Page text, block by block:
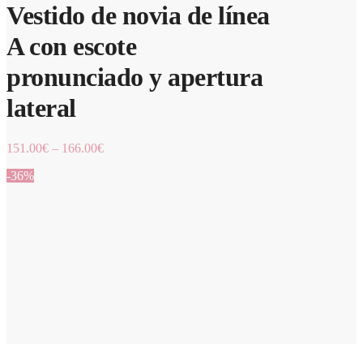
Vestido de novia de línea
A con escote
pronunciado y apertura
lateral
151.00€ – 166.00€
-36%